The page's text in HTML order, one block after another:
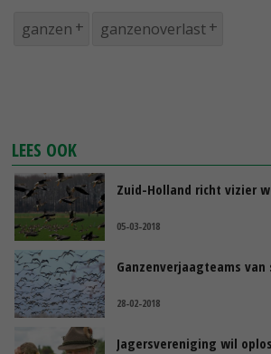
ganzen ganzenoverlast
LEES OOK
Zuid-Holland richt vizier
05-03-2018
Ganzenverjaagteams
28-02-2018
Jagersvereniging wil